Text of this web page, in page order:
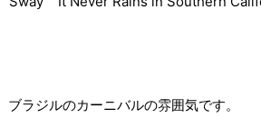
ラジルのカーニバルの雰囲気です。